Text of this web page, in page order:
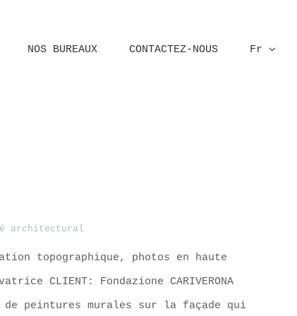
NOS BUREAUX CONTACTEZ-NOUS Fr
architectural
topographique, photos en haute
CLIENT: Fondazione CARIVERONA
de peintures murales sur la façade qui